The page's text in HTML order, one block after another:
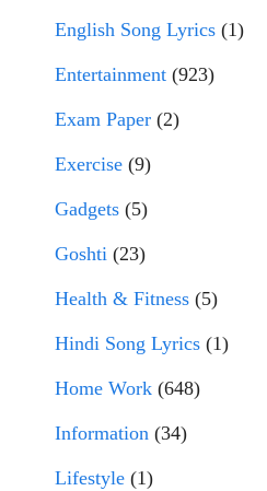
English Song Lyrics (1)
Entertainment (923)
Exam Paper (2)
Exercise (9)
Gadgets (5)
Goshti (23)
Health & Fitness (5)
Hindi Song Lyrics (1)
Home Work (648)
Information (34)
Lifestyle (1)